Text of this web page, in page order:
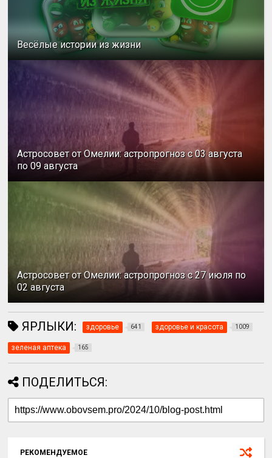
Весёлые истории из жизни
Астросовет от Омелии: астропрогноз с 03 августа
по 09 августа
Астросовет от Омелии: астропрогноз с 27 июля по
02 августа
ЯРЛЫКИ: здоровье 641 здоровье и красота 1009
зеленая аптека 165
ПОДЕЛИТЬСЯ:
РЕКОМЕНДУЕМОЕ